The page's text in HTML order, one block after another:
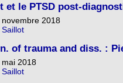
et le PTSD post-
2018
of trauma and diss. :
2018